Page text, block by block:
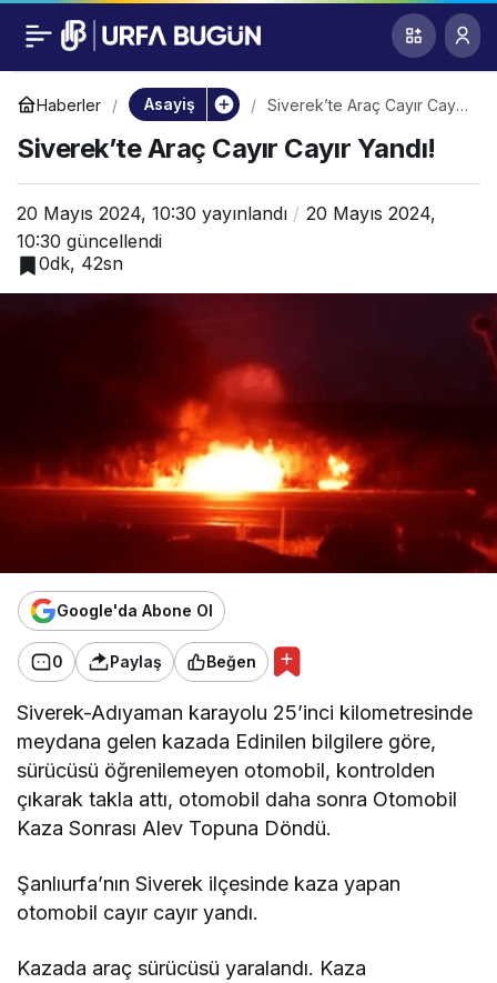
Haberler Asayiş
Siverek’te Araç Cayır Cayır
Siverek’te Araç Cayır Cayır Yandı!
20 Mayıs 2024, 10:30 yayınlandı
20 Mayıs 2024,
10:30 güncellendi
0dk, 42sn
Google'da Abone Ol
0 Paylaş Beğen
Siverek-Adıyaman karayolu 25’inci kilometresinde
meydana gelen kazada Edinilen bilgilere göre,
sürücüsü öğrenilemeyen otomobil, kontrolden
çıkarak takla attı, otomobil daha sonra Otomobil
Kaza Sonrası Alev Topuna Döndü.
Şanlıurfa’nın Siverek ilçesinde kaza yapan
otomobil cayır cayır yandı.
Kazada araç sürücüsü yaralandı. Kaza
Siverek’te Araç Cayır
Cayır Yandı!
0